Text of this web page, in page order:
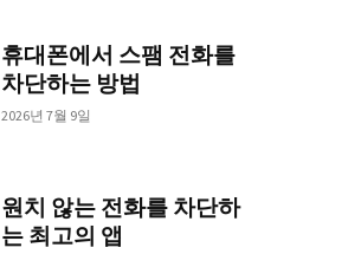
휴대폰에서 스팸 전화를
차단하는 방법
2026년 7월 9일
원치 않는 전화를 차단하
는 최고의 앱